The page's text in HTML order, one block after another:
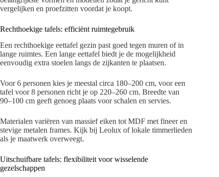
vergelijken en proefzitten voordat je koopt.
Rechthoekige tafels: efficiënt ruimtegebruik
Een rechthoekige eettafel gezin past goed tegen muren of in
lange ruimtes. Een lange eettafel biedt je de mogelijkheid
eenvoudig extra stoelen langs de zijkanten te plaatsen.
Voor 6 personen kies je meestal circa 180–200 cm, voor een
tafel voor 8 personen richt je op 220–260 cm. Breedte van
90–100 cm geeft genoeg plaats voor schalen en servies.
Materialen variëren van massief eiken tot MDF met fineer en
stevige metalen frames. Kijk bij Leolux of lokale timmerlieden
als je maatwerk overweegt.
Uitschuifbare tafels: flexibiliteit voor wisselende
gezelschappen